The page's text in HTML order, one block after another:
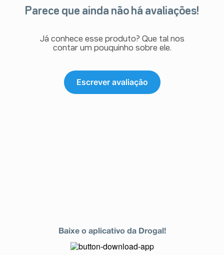
Parece que ainda não há avaliações!
Já conhece esse produto? Que tal nos
contar um pouquinho sobre ele.
Escrever avaliação
Baixe o aplicativo da Drogal!